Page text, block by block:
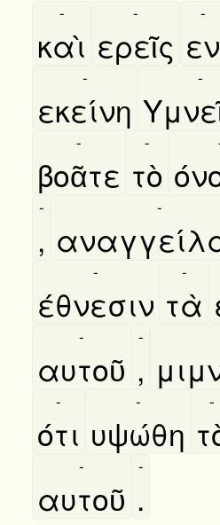
καὶ
-
ερεῖς
-
εν
-
εκείνη
- -
βοᾶτε
-
τὸ
-
,
- -
έθνεσιν
-
τὰ
-
αυτοῦ
-
,
-
ότι
-
υψώθη
- -
αυτοῦ
-
.
-